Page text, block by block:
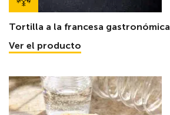
Tortilla a la francesa gastronómica
Ver el producto